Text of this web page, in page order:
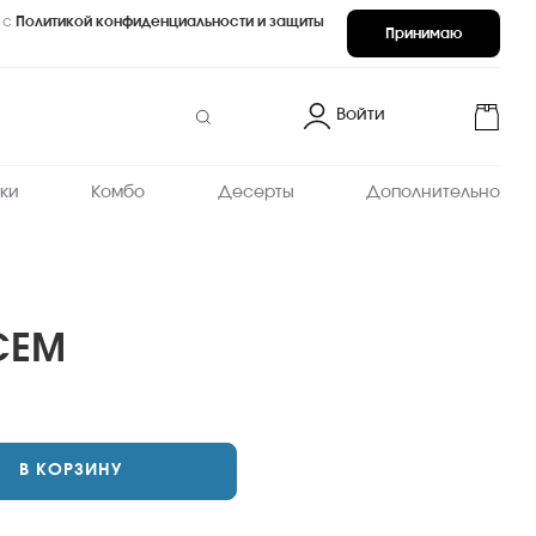
Принимаю
с Политикой конфиденциальности и защиты
Войти
Комбо Десерты Дополнительно
В КОРЗИНУ